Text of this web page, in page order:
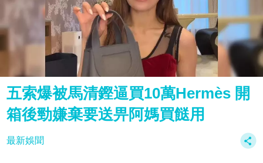
五索爆被馬清鏗逼買10萬Hermès 開
箱後勁嫌棄要送畀阿媽買餸用
最新娛聞